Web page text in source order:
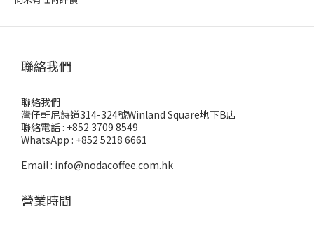
聯絡我們
聯絡我們
灣仔軒尼詩道314-324號Winland Square地下B店
聯絡電話 : +852 3709 8549
WhatsApp : +852 5218 6661
Email : info@nodacoffee.com.hk
營業時間